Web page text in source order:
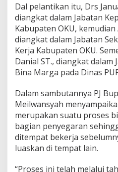
Dal pelantikan itu, Drs
diangkat dalam Jabatan
Kabupaten OKU, kemudian
diangkat dalam Jabatan
Kerja Kabupaten OKU.
Danial ST., diangkat dalam
Bina Marga pada Dinas
Dalam sambutannya PJ
Meilwansyah
merupakan suatu proses
bagian penyegaran
ditempat bekerja
luaskan di tempat lain.
“Proses ini telah melalui